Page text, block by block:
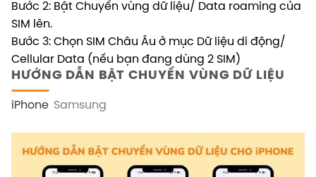
Bước 2: Bật Chuyển vùng dữ liệu/ Data roaming của
SIM lên.
Bước 3: Chọn SIM Châu Âu ở mục Dữ liệu di động/
Cellular Data (nếu bạn đang dùng 2 SIM)
HƯỚNG DẪN BẬT CHUYỂN VÙNG DỮ LIỆU
iPhone Samsung